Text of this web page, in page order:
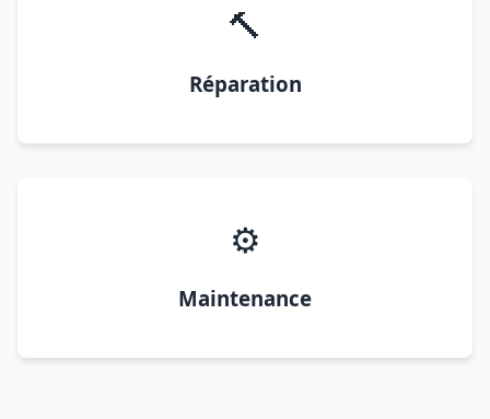
🔨
Réparation
⚙️
Maintenance